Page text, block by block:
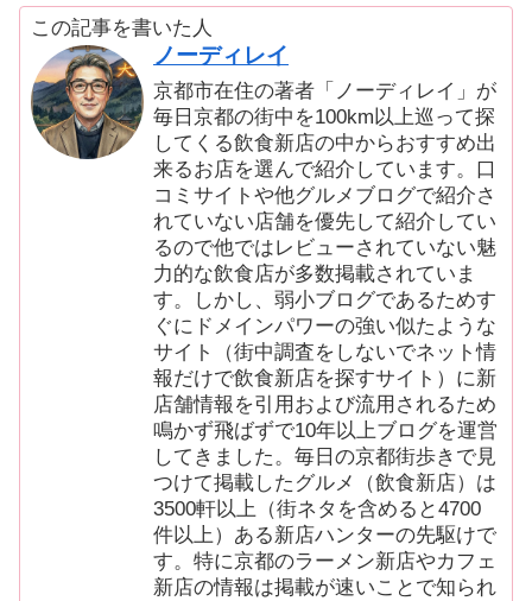
この記事を書いた人
ノーディレイ
京都市在住の著者「ノーディレイ」が
毎日京都の街中を100km以上巡って探
してくる飲食新店の中からおすすめ出
来るお店を選んで紹介しています。口
コミサイトや他グルメブログで紹介さ
れていない店舗を優先して紹介してい
るので他ではレビューされていない魅
力的な飲食店が多数掲載されていま
す。しかし、弱小ブログであるためす
ぐにドメインパワーの強い似たような
サイト（街中調査をしないでネット情
報だけで飲食新店を探すサイト）に新
店舗情報を引用および流用されるため
鳴かず飛ばずで10年以上ブログを運営
してきました。毎日の京都街歩きで見
つけて掲載したグルメ（飲食新店）は
3500軒以上（街ネタを含めると4700
件以上）ある新店ハンターの先駆けで
す。特に京都のラーメン新店やカフェ
新店の情報は掲載が速いことで知られ